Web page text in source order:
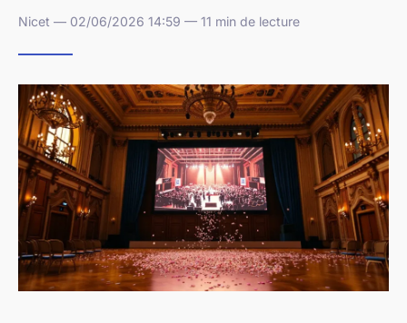
Nicet — 02/06/2026 14:59 — 11 min de lecture